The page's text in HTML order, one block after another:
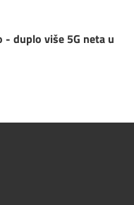
- duplo više 5G neta u